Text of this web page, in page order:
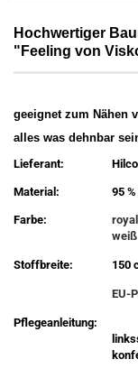
Hochwertiger
"Feeling von
geeignet zum Nähen
alles was dehnbar
Lieferant:
Hilco
Material: 95 %
Farbe:
weiß
Stoffbreite: 150
EU-
Pflegeanleitung: